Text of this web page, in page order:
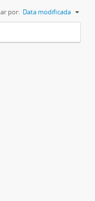
por: Data modificada